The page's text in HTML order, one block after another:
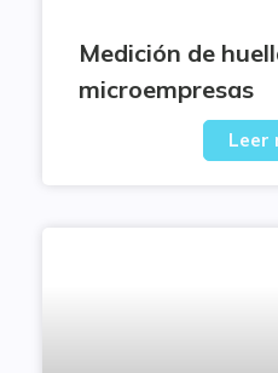
Medición de
microempresas
Leer